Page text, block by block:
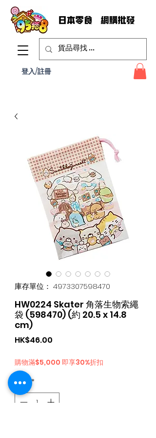
登入/註冊
庫存單位： 4973307598470
HW0224 Skater 角落生物索繩
袋 (598470) (約 20.5 x 14.8
cm)
HK$46.00
購物滿$5,000 即享30%折扣
數量 *